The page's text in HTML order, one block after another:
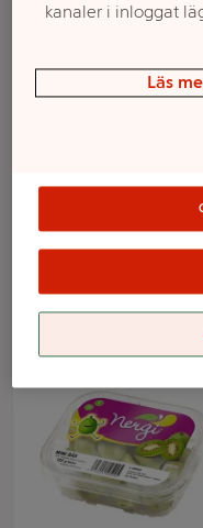
ICA
Mer info
kanaler i inloggat
Läs